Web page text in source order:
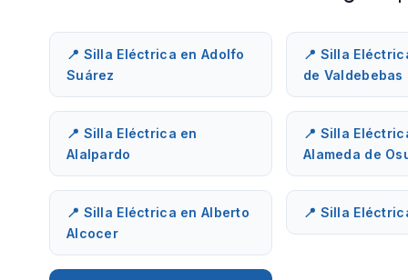
📍 Silla Eléctrica en Adolfo
Suárez
📍 Silla
de Valdebebas
📍 Silla Eléctrica en
Alalpardo
📍 Silla
Alameda de
📍 Silla Eléctrica en Alberto
Alcocer
📍 Silla